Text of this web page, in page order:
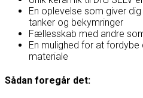
En oplevelse som giver
tanker og bekymringer
Fællesskab med andre
En mulighed for at
materiale
Sådan foregår det: